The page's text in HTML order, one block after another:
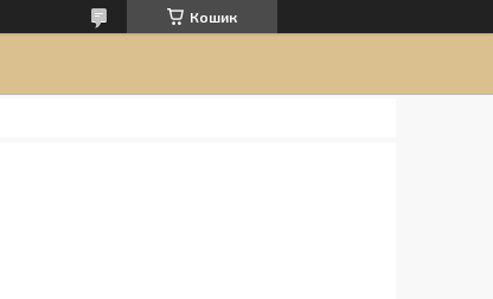
Кошик